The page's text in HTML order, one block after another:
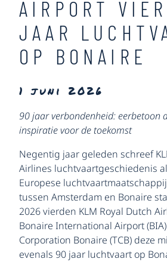
AIRPORT
JAAR
OP BONAIRE
1 juni 2026
90 jaar verbondenheid: eerbetoon
inspiratie voor de toekomst
Negentig jaar geleden schreef
Airlines luchtvaartgeschiedenis
Europese
tussen Amsterdam en Bonaire
2026 vierden KLM Royal Dutch
Bonaire International Airport
Corporation Bonaire (TCB) deze
evenals 90 jaar luchtvaart op